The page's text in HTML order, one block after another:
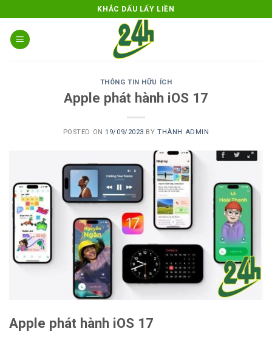
to
content
KHẮC DẤU LẤY LIỀN
THÔNG TIN HỮU ÍCH
Apple phát hành iOS 17
POSTED ON19/09/2023 BYTHÀNH ADMIN
Apple phát hành iOS 17